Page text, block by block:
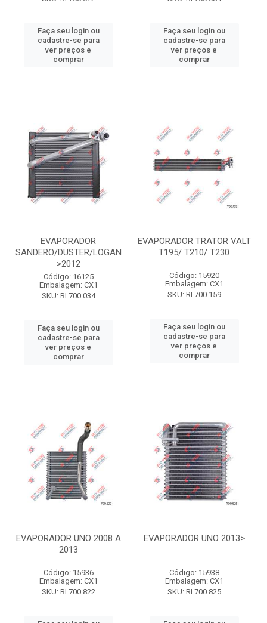
Faça seu login ou
cadastre-se para
ver preços e
comprar
Faça seu login ou
cadastre-se para
ver preços e
comprar
EVAPORADOR
SANDERO/DUSTER/LOGAN
>2012
Código: 16125
Embalagem: CX1
SKU: RI.700.034
Faça seu login ou
cadastre-se para
ver preços e
comprar
EVAPORADOR TRATOR VALT
T195/ T210/ T230
Código: 15920
Embalagem: CX1
SKU: RI.700.159
Faça seu login ou
cadastre-se para
ver preços e
comprar
EVAPORADOR UNO 2008 A
2013
Código: 15936
Embalagem: CX1
SKU: RI.700.822
EVAPORADOR UNO 2013>
Código: 15938
Embalagem: CX1
SKU: RI.700.825